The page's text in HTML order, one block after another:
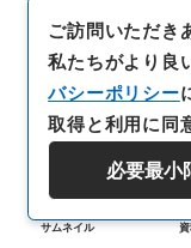
サムネイル
ご訪問いただき
私たちがより良
バシーポリシー
取得と利用に同
必要最小